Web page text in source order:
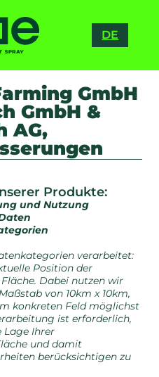
DE
ES
GmbH
GmbH &
AG,
Produkte:
und Nutzung
verarbeitet:
Position der
Dabei nutzen wir
von 10km x 10km,
konkreten Feld möglichst
ist erforderlich,
Lage Ihrer
und damit
berücksichtigen zu